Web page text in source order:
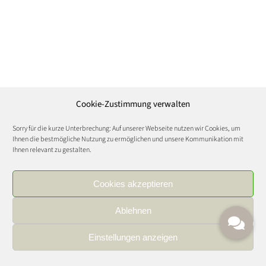
Cookie-Zustimmung verwalten
Sorry für die kurze Unterbrechung: Auf unserer Webseite nutzen wir Cookies, um
Ihnen die bestmögliche Nutzung zu ermöglichen und unsere Kommunikation mit
Ihnen relevant zu gestalten.
Cookies akzeptieren
Ablehnen
Einstellungen anzeigen
IMPRESSUM|DATENSCHUTZ|KARRIERE
FOOD AND WINE CULTURE © Copyright 2021 | All Rights Reserved